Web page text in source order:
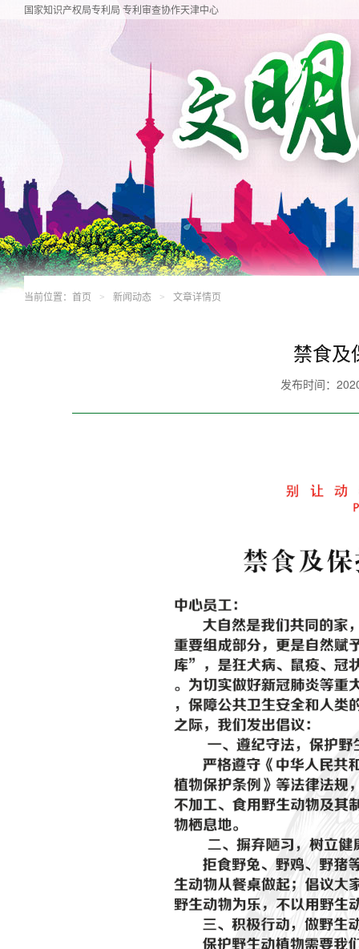
国家知识产权局专利局 专利审查协作天津中心
当前位置： 首页 > 新闻动态 > 文章详情页
禁食及
发布时间：